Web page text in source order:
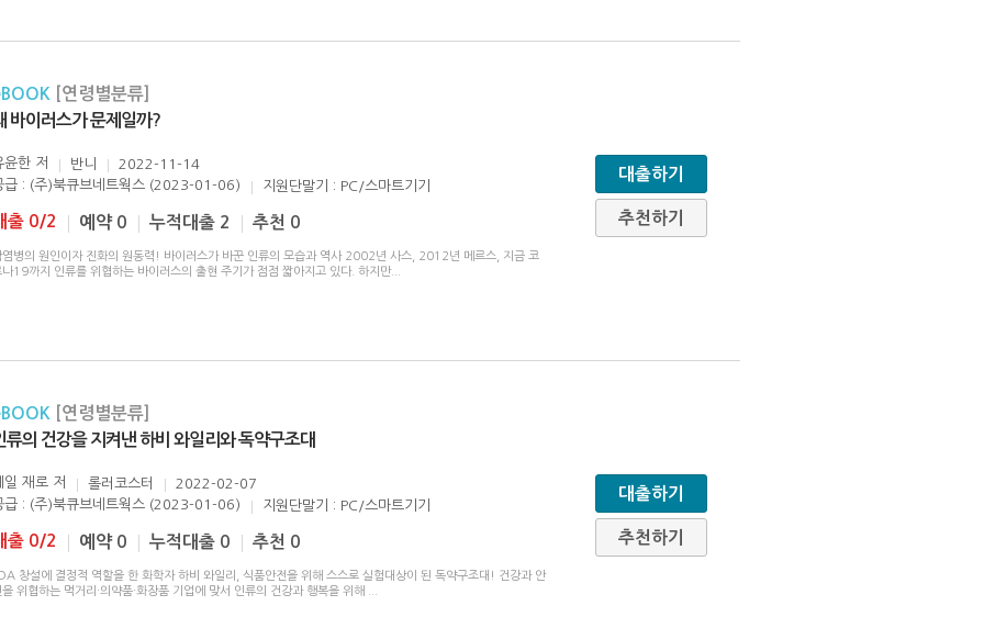
[연령별분류]
바이러스가 문제일까?
윤한 저 반니
2022-11-14
급 : (주)북큐브네트웍스 (2023-01-06)
지원단말기 : PC/스마트기기
출 0/2 예약 0 누적대출 2 추천 0
염병의 원인이자 진화의 원동력! 바이러스가 바꾼 인류의 모습과 역사 2002년 사스, 2012년 메르스, 지금 코
나19까지 인류를 위협하는 바이러스의 출현 주기가 점점 짧아지고 있다. 하지만...
대출하기
추천하기
[연령별분류]
류의 건강을 지켜낸 하비 와일리와 독약구조대
일 재로 저 롤러코스터
2022-02-07
급 : (주)북큐브네트웍스 (2023-01-06)
지원단말기 : PC/스마트기기
출 0/2 예약 0 누적대출 0 추천 0
창설에 결정적 역할을 한 화학자 하비 와일리, 식품안전을 위해 스스로 실험대상이 된 독약구조대! 건강과 안
을 위협하는 먹거리·의약품·화장품 기업에 맞서 인류의 건강과 행복을 위해
대출하기
추천하기